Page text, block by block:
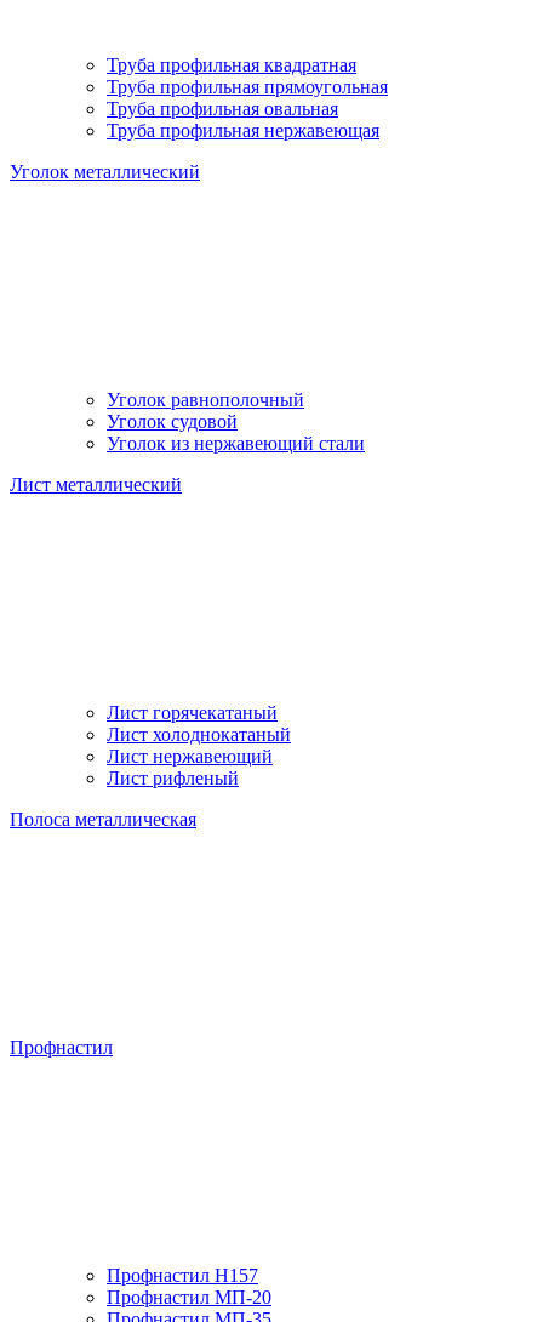
Труба профильная квадратная
Труба профильная прямоугольная
Труба профильная овальная
Труба профильная нержавеющая
Уголок металлический
Уголок равнополочный
Уголок судовой
Уголок из нержавеющий стали
Лист металлический
Лист горячекатаный
Лист холоднокатаный
Лист нержавеющий
Лист рифленый
Полоса металлическая
Профнастил
Профнастил H157
Профнастил МП-20